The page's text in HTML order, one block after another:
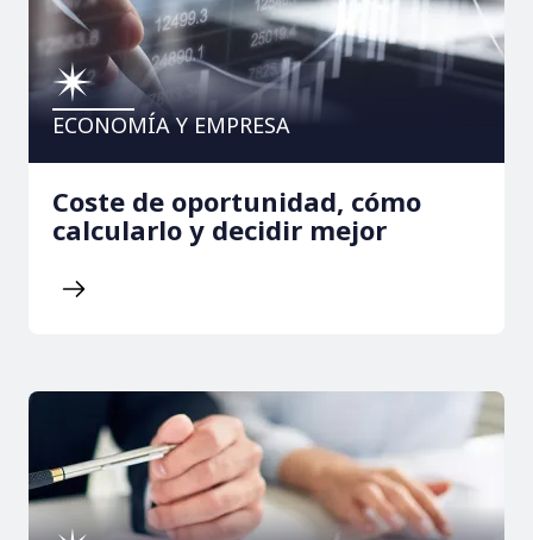
ECONOMÍA Y EMPRESA
Coste de oportunidad, cómo
calcularlo y decidir mejor